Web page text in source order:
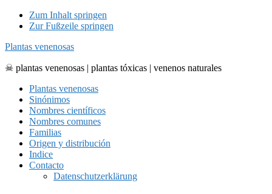
Zum Inhalt springen
Zur Fußzeile springen
Plantas venenosas
☠ plantas venenosas | plantas tóxicas | venenos naturales
Plantas venenosas
Sinónimos
Nombres científicos
Nombres comunes
Familias
Origen y distribución
Indice
Contacto
Datenschutzerklärung